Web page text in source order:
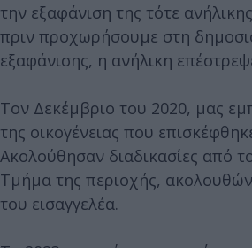
την εξαφάνιση της τότε
πριν προχωρήσουμε στη
εξαφάνισης, η ανήλικη
Τον Δεκέμβριο του 2020, μας
της οικογένειας που
Ακολούθησαν διαδικασίες από
Τμήμα της περιοχής,
του εισαγγελέα.